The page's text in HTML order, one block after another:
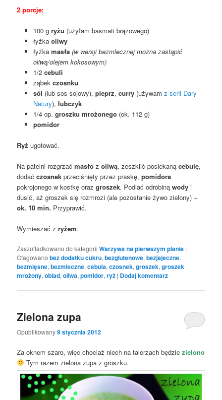
2 porcje:
100 g ryżu (użyłam basmati brązowego)
łyżka oliwy
łyżka masła (w wersji bezmlecznej można zastąpić
oliwą/olejem kokosowym)
1/2 cebuli
ząbek czosnku
sól (lub sos sojowy), pieprz, curry(używam z serii Dary
Natury), lubczyk
1/4 op. groszku mrożonego(ok. 112 g)
pomidor
Ryż ugotować.
Na patelni rozgrzaćmasło zoliwą, zeszklić posiekanącebulę,
dodaćczosnek przeciśnięty przez praskę,pomidora
pokrojonego w kostkę orazgroszek. Podlać odrobinąwody i
dusić, aż groszek się rozmrozi (ale pozostanie żywo zielony) –
ok. 10 min. Przyprawić.
Wymieszać z ryżem.
Zaszufladkowano do kategorii Warzywa na pierwszym planie |
Otagowano bez dodatku cukru,bezglutenowe,bezjajeczne,
bezmięsne,bezmleczne,cebula,czosnek,groszek,groszek
mrożony,obiad,oliwa,pomidor,ryż | Dodaj komentarz
Zielona zupa
Opublikowany9 stycznia 2012
Za oknem szaro, więc chociaż niech na talerzach będziezielono
Tym razem zielona zupa z groszku.